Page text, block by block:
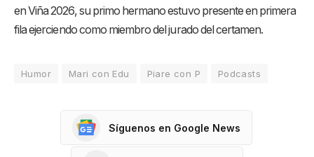
en Viña 2026, su primo hermano estuvo presente en primera
fila ejerciendo como miembro del jurado del certamen.
Humor Mari con Edu Piare con P Podcasts
Síguenos en Google News